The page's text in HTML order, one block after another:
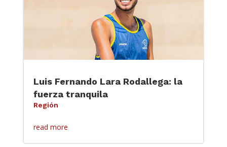
Luis Fernando Lara Rodallega: la
fuerza tranquila
Región
read more